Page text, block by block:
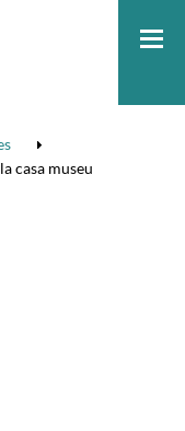
casa museu